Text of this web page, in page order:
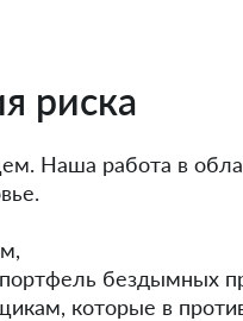
риска
Наша работа в
бездымных
которые в